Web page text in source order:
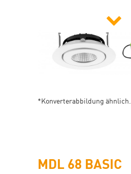
*Konverterabbildung ähnlich.
MDL 68 BASIC